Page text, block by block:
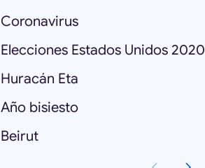
Coronavirus
Elecciones Estados Unidos 2020
Huracán Eta
Año bisiesto
Beirut